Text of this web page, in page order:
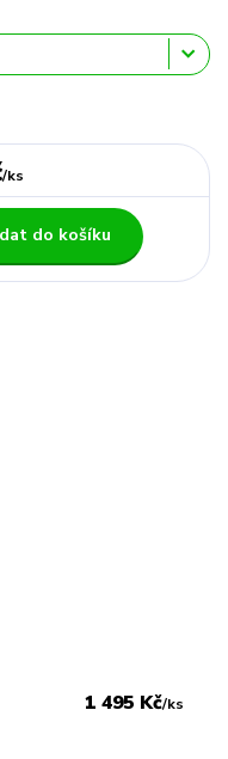
/ks
do košíku
1 495 Kč/ks